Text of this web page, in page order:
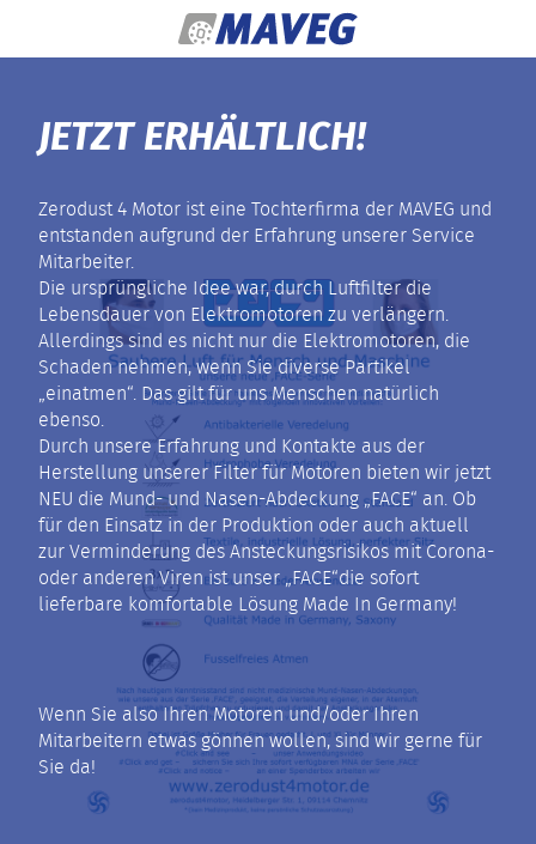
JETZT ERHÄLTLICH!
Zerodust 4 Motor ist eine Tochterfirma der MAVEG und
entstanden aufgrund der Erfahrung unserer Service
Mitarbeiter.
Die ursprüngliche Idee war, durch Luftfilter die
Lebensdauer von Elektromotoren zu verlängern.
Allerdings sind es nicht nur die Elektromotoren, die
Schaden nehmen, wenn Sie diverse Partikel
„einatmen“. Das gilt für uns Menschen natürlich
ebenso.
Durch unsere Erfahrung und Kontakte aus der
Herstellung unserer Filter für Motoren bieten wir jetzt
NEU die Mund- und Nasen-Abdeckung „FACE“ an. Ob
für den Einsatz in der Produktion oder auch aktuell
zur Verminderung des Ansteckungsrisikos mit Corona-
oder anderen Viren ist unser „FACE“die sofort
lieferbare komfortable Lösung Made In Germany!
Wenn Sie also Ihren Motoren und/oder Ihren
Mitarbeitern etwas gönnen wollen, sind wir gerne für
Sie da!